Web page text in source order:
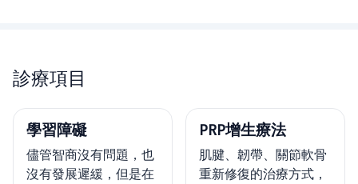
診療項目
學習障礙
儘管智商沒有問題，也
沒有發展遲緩，但是在
PRP增生療法
肌腱、韌帶、關節軟骨
重新修復的治療方式，